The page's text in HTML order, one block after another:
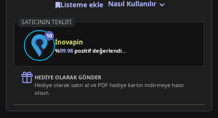
Nasıl Kullanılır
Listeme ekle
SATICININ TEKLIFI
10
İnovapin
%99.98 pozitif değerlendirme
HEDIYE OLARAK GÖNDER
Hediye olarak satın al ve PDF hediye kartın indirmeye hazır
olsun.